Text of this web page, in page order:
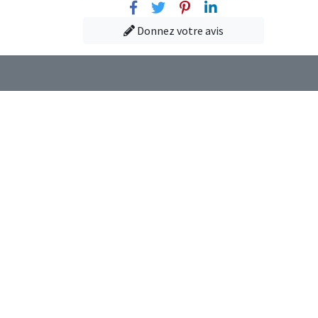
FacebookTwitterPinterest
Linkedin
Donnez votre avis